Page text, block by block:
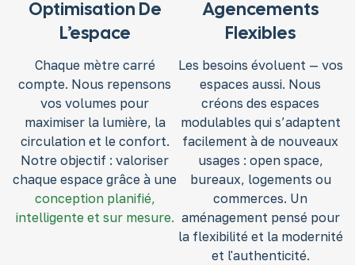
Optimisation De
L’espace
Chaque mètre carré
compte. Nous repensons
vos volumes pour
maximiser la lumière, la
circulation et le confort.
Notre objectif : valoriser
chaque espace grâce à une
conception planifié,
intelligente et sur mesure.
Agencements
Flexibles
Les besoins évoluent — vos
espaces aussi. Nous
créons des espaces
modulables qui s’adaptent
facilement à de nouveaux
usages : open space,
bureaux, logements ou
commerces. Un
aménagement pensé pour
la flexibilité et la modernité
et l'authenticité.